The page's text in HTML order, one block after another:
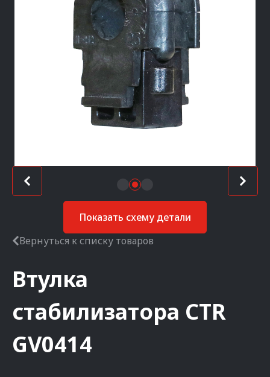
Показать схему детали
Вернуться к списку товаров
Втулка
стабилизатора CTR
GV0414